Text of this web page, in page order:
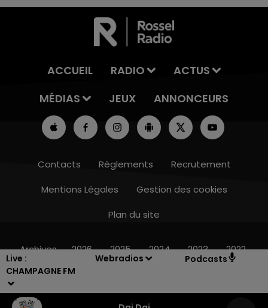
Live :
CHAMPAGNE FM
Webradios Podcasts
16h00 - 20h00
ACCUEIL RADIO
ACTUS
MÉDIAS
JEUX ANNONCEURS
Contacts Règlements
Recrutement
Mentions Légales
Gestion des cookies
Plan du site
Archives 2026 2025 2024 2023 2022